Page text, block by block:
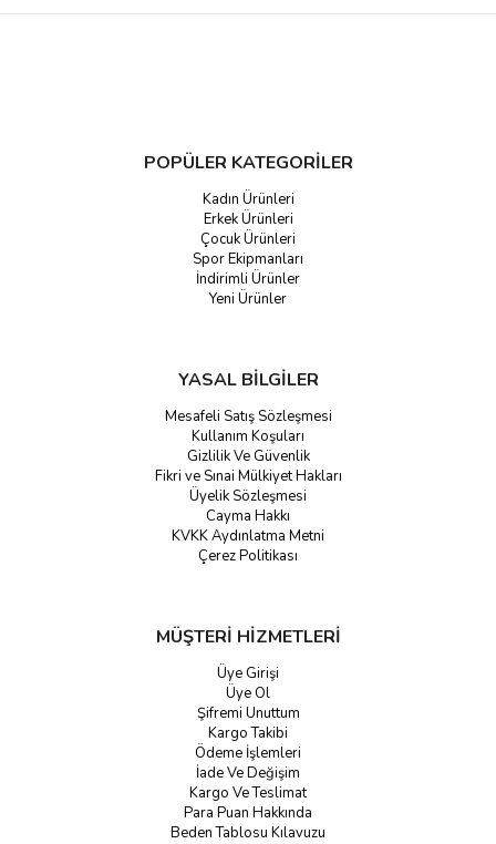
POPÜLER KATEGORİLER
Kadın Ürünleri
Erkek Ürünleri
Çocuk Ürünleri
Spor Ekipmanları
İndirimli Ürünler
Yeni Ürünler
YASAL BİLGİLER
Mesafeli Satış Sözleşmesi
Kullanım Koşuları
Gizlilik Ve Güvenlik
Fikri ve Sınai Mülkiyet Hakları
Üyelik Sözleşmesi
Cayma Hakkı
KVKK Aydınlatma Metni
Çerez Politikası
MÜŞTERİ HİZMETLERİ
Üye Girişi
Üye Ol
Şifremi Unuttum
Kargo Takibi
Ödeme İşlemleri
İade Ve Değişim
Kargo Ve Teslimat
Para Puan Hakkında
Beden Tablosu Kılavuzu